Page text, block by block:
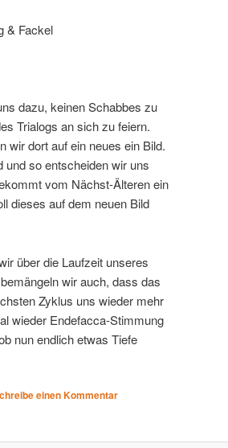
& Fackel
dazu, keinen Schabbes zu
Trialogs an sich zu feiern.
wir dort auf ein neues ein Bild.
und so entscheiden wir uns
vom Nächst-Älteren ein
dieses auf dem neuen Bild
über die Laufzeit unseres
wir auch, dass das
Zyklus uns wieder mehr
wieder Endefacca-Stimmung
nun endlich etwas Tiefe
einen Kommentar